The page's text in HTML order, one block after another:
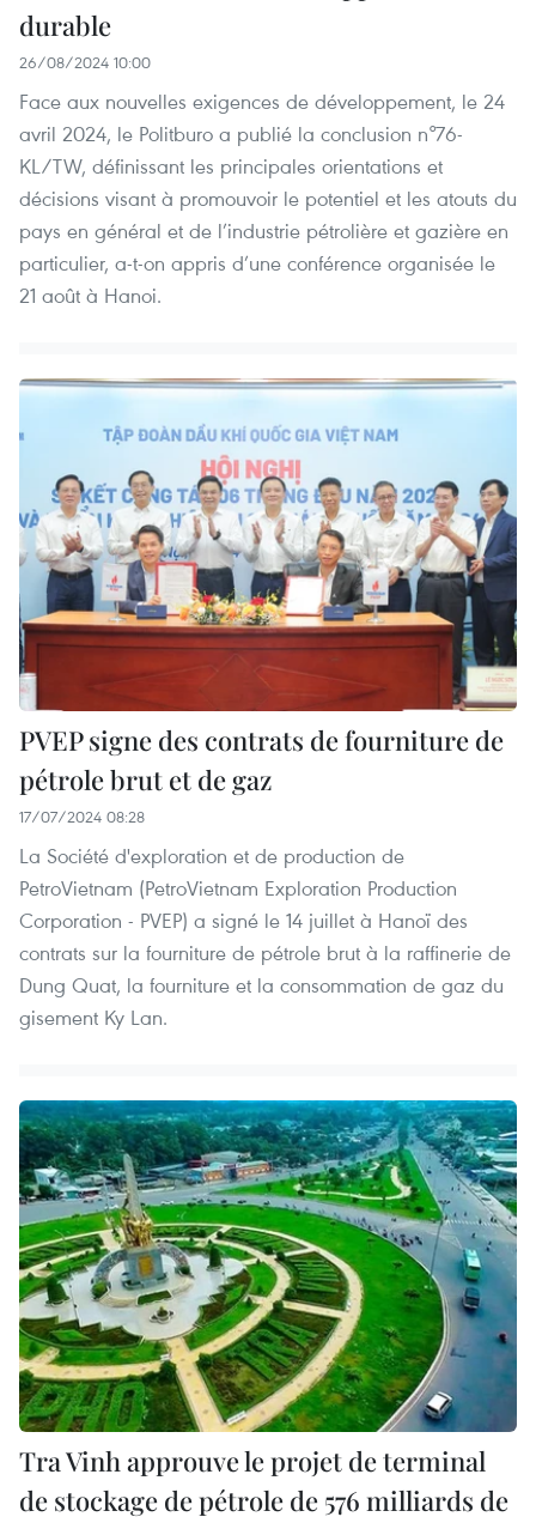
durable
26/08/2024 10:00
Face aux nouvelles exigences de développement, le 24
avril 2024, le Politburo a publié la conclusion n°76-
KL/TW, définissant les principales orientations et
décisions visant à promouvoir le potentiel et les atouts du
pays en général et de l’industrie pétrolière et gazière en
particulier, a-t-on appris d’une conférence organisée le
21 août à Hanoi.
PVEP signe des contrats de fourniture de
pétrole brut et de gaz
17/07/2024 08:28
La Société d'exploration et de production de
PetroVietnam (PetroVietnam Exploration Production
Corporation - PVEP) a signé le 14 juillet à Hanoï des
contrats sur la fourniture de pétrole brut à la raffinerie de
Dung Quat, la fourniture et la consommation de gaz du
gisement Ky Lan.
Tra Vinh approuve le projet de terminal
de stockage de pétrole de 576 milliards de